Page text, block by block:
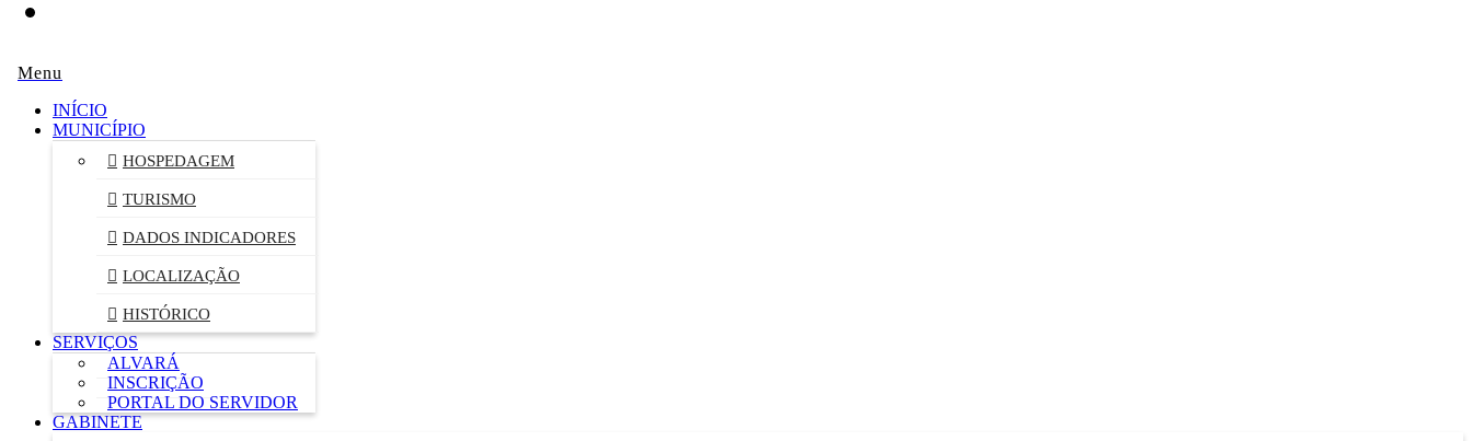
INÍCIO
MUNICÍPIO
HOSPEDAGEM
TURISMO
DADOS INDICADORES
LOCALIZAÇÃO
HISTÓRICO
SERVIÇOS
ALVARÁ
INSCRIÇÃO
PORTAL DO SERVIDOR
GABINETE